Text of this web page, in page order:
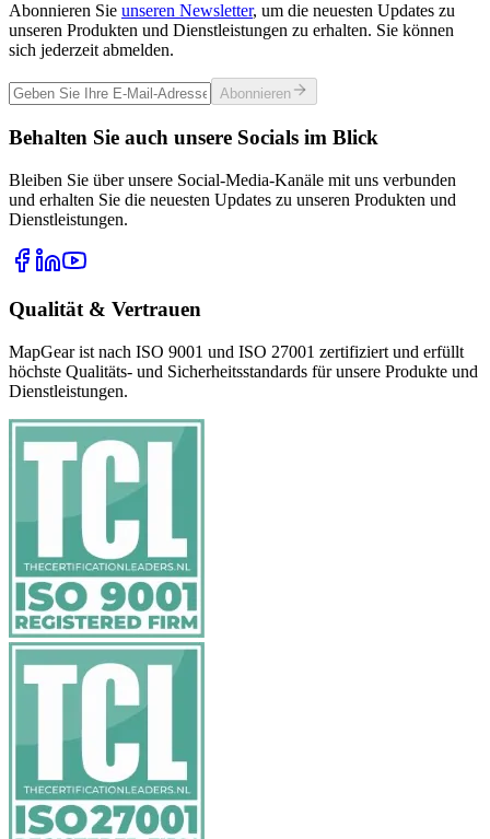
Abonnieren Sie unseren Newsletter, um die neuesten Updates zu
unseren Produkten und Dienstleistungen zu erhalten. Sie können
sich jederzeit abmelden.
Abonnieren
Behalten Sie auch unsere Socials im Blick
Bleiben Sie über unsere Social-Media-Kanäle mit uns verbunden
und erhalten Sie die neuesten Updates zu unseren Produkten und
Dienstleistungen.
Qualität & Vertrauen
MapGear ist nach ISO 9001 und ISO 27001 zertifiziert und erfüllt
höchste Qualitäts- und Sicherheitsstandards für unsere Produkte und
Dienstleistungen.